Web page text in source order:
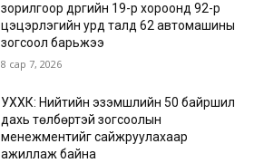
зорилгоор дүүргийн 19-р хороонд 92-р
цэцэрлэгийн урд талд 62 автомашины
зогсоол барьжээ
8 сар 7, 2026
УХХК: Нийтийн эзэмшлийн 50 байршил
дахь төлбөртэй зогсоолын
менежментийг сайжруулахаар
ажиллаж байна